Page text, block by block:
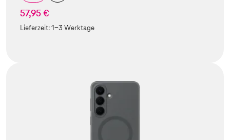
57,95 €
Lieferzeit:1-3 Werktage